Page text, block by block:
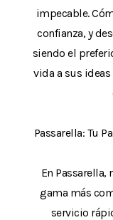
impecable.
confianza, y
siendo el
vida a sus
Passarella: Tu
En
gama más
servicio